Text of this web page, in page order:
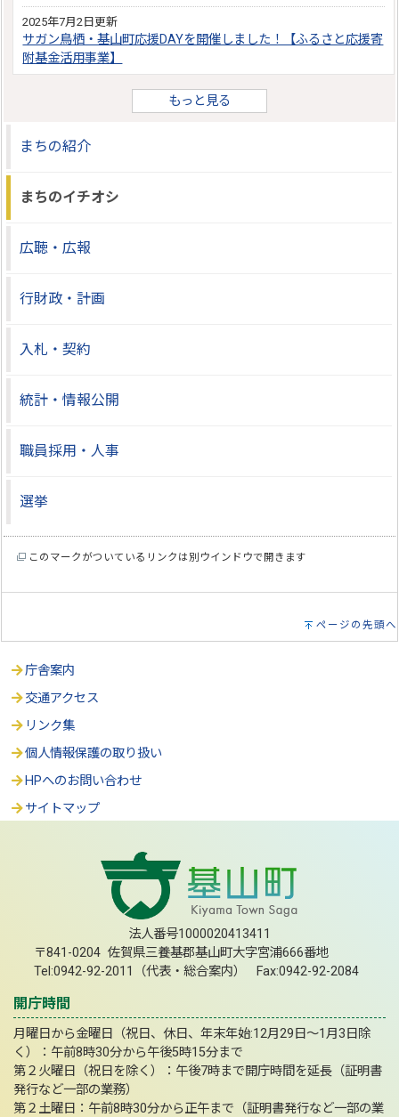
2025年7月2日更新
サガン鳥栖・基山町応援DAYを開催しました！【ふるさと応援寄
附基金活用事業】
もっと見る
まちの紹介
まちのイチオシ
広聴・広報
行財政・計画
入札・契約
統計・情報公開
職員採用・人事
選挙
このマークがついているリンクは別ウインドウで開きます
ページの先頭へ
庁舎案内
交通アクセス
リンク集
個人情報保護の取り扱い
HPへのお問い合わせ
サイトマップ
法人番号1000020413411
〒841-0204 佐賀県三養基郡基山町大字宮浦666番地
Tel:0942-92-2011（代表・総合案内） Fax:0942-92-2084
開庁時間
月曜日から金曜日（祝日、休日、年末年始:12月29日～1月3日除
く）：午前8時30分から午後5時15分まで
第２火曜日（祝日を除く）：午後7時まで開庁時間を延長（証明書
発行など一部の業務）
第２土曜日：午前8時30分から正午まで（証明書発行など一部の業